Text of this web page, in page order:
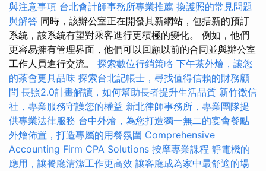
與注意事項 台北會計師事務所專業推薦 換護照的常見問題
與解答 同時，該辦公室正在開發其新網站，包括新的預訂
系統，該系統有望對乘客進行更積極的變化。 例如，他們
更容易擁有管理界面，他們可以回顧以前的合同並與辦公室
工作人員進行交流。 探索數位行銷策略 下午茶外燴，讓您
的茶會更具品味 探索台北記帳士，尋找值得信賴的財務顧
問 長照2.0計畫解讀，如何幫助長者提升生活品質 新竹徵信
社，專業服務守護您的權益 新北律師事務所，專業團隊提
供專業法律服務 台中外燴，為您打造獨一無二的宴會餐點
外燴佈置，打造專屬的用餐氛圍 Comprehensive
Accounting Firm CPA Solutions 按摩專業課程 靜電機的
應用，讓餐廳清潔工作更高效 讓客廳成為家中最舒適的場